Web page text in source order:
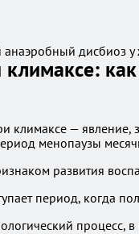
дисбиоз
климаксе — явление,
менопаузы
развития
период, когда
процесс,